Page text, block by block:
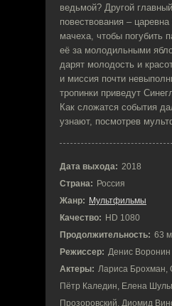
ведьмой? Другой
повествования –
мачеха, чтобы погубить
её за молодильными
дарят молодость и
и миссия почти
тропинки приведут
Как сложатся события
узнают, посмотрев
Дата выхода: 2018
Страна: Россия
Жанр: Мультфильмы
Качество: HD 1080
Продолжительность: 63
Режиссер: Денис Воронин
Актеры: Лариса Брохман,
Пётр Каледин, Елена
Прозоровский, Диомид